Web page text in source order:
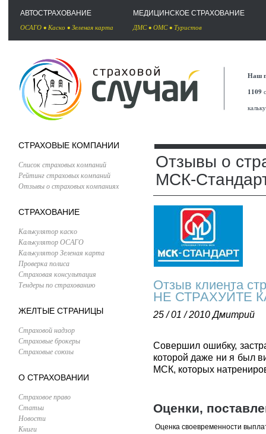
АВТОСТРАХОВАНИЕ
ОСАГО • Каско • Зеленая карта
МЕДИЦИНСКОЕ СТРАХОВАНИЕ
ДМС• ОМС• Туристов
Наш
1109
СТРАХОВЫЕ КОМПАНИИ
Список страховых компаний
Рейтинг страховых компаний
Отзывы о страховых компаниях
СТРАХОВАНИЕ
Калькулятор каско
Калькулятор ОСАГО
Калькулятор Зеленая карта
Проверка полиса
Страховая консультация
Тендеры по страхованию
ЖЕЛТЫЕ СТРАНИЦЫ
Страховой надзор
Страховые брокеры
Страховые союзы
О СТРАХОВАНИИ
Страховое право
Статьи
Новости
Книги
Отзывы о
МСК-
Отзыв клиента
НЕ СТРАХУЙТЕ
25 / 01 / 2010Дмитрий
Совершил ошибку,
которой даже ни я был
МСК, которых
Оценки,
Оценка своевременности